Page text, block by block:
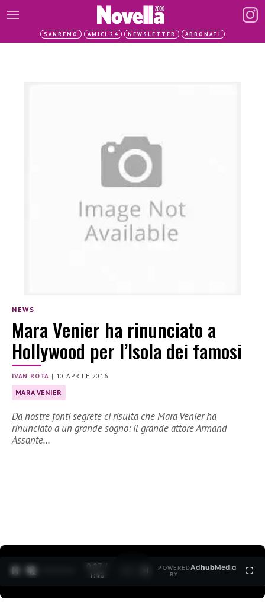
SANREMO AMICI 24 NEWSLETTER ABBONATI
NEWS
Mara Venier ha rinunciato a
Hollywood per l’Isola dei famosi
IVAN ROTA | 10 APRILE 2016
MARA VENIER
Da nostre fonti segrete ci risulta che Mara Venier ha
rinunciato a un grande sogno: il grande attore Armand
Assante…
0:27 /
1:40
POWERED
BY
AdhubMedia